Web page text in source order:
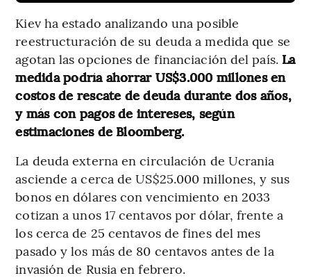
Kiev ha estado analizando una posible
reestructuración de su deuda a medida que se
agotan las opciones de financiación del país. La
medida podría ahorrar US$3.000 millones en
costos de rescate de deuda durante dos años,
y más con pagos de intereses, según
estimaciones de Bloomberg.
La deuda externa en circulación de Ucrania
asciende a cerca de US$25.000 millones, y sus
bonos en dólares con vencimiento en 2033
cotizan a unos 17 centavos por dólar, frente a
los cerca de 25 centavos de fines del mes
pasado y los más de 80 centavos antes de la
invasión de Rusia en febrero.